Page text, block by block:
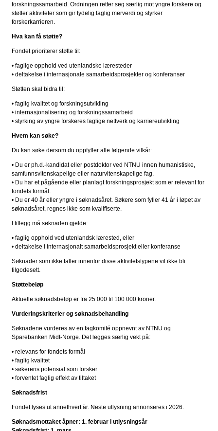
forskningssamarbeid. Ordningen retter seg særlig mot yngre forskere og
støtter aktiviteter som gir tydelig faglig merverdi og styrker
forskerkarrieren.
Hva kan få støtte?
Fondet prioriterer støtte til:
• faglige opphold ved utenlandske læresteder
• deltakelse i internasjonale samarbeidsprosjekter og konferanser
Støtten skal bidra til:
• faglig kvalitet og forskningsutvikling
• internasjonalisering og forskningssamarbeid
• styrking av yngre forskeres faglige nettverk og karriereutvikling
Hvem kan søke?
Du kan søke dersom du oppfyller alle følgende vilkår:
• Du er ph.d.-kandidat eller postdoktor ved NTNU innen humanistiske,
samfunnsvitenskapelige eller naturvitenskapelige fag.
• Du har et pågående eller planlagt forskningsprosjekt som er relevant for
fondets formål.
• Du er 40 år eller yngre i søknadsåret. Søkere som fyller 41 år i løpet av
søknadsåret, regnes ikke som kvalifiserte.
I tillegg må søknaden gjelde:
• faglig opphold ved utenlandsk lærested, eller
• deltakelse i internasjonalt samarbeidsprosjekt eller konferanse
Søknader som ikke faller innenfor disse aktivitetstypene vil ikke bli
tilgodesett.
Støttebeløp
Aktuelle søknadsbeløp er fra 25 000 til 100 000 kroner.
Vurderingskriterier og søknadsbehandling
Søknadene vurderes av en fagkomité oppnevnt av NTNU og
Sparebanken Midt-Norge. Det legges særlig vekt på:
• relevans for fondets formål
• faglig kvalitet
• søkerens potensial som forsker
• forventet faglig effekt av tiltaket
Søknadsfrist
Fondet lyses ut annethvert år. Neste utlysning annonseres i 2026.
Søknadsmottaket åpner: 1. februar i utlysningsår